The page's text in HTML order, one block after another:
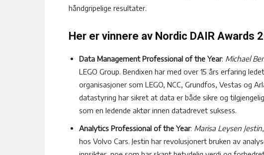
håndgripelige resultater.
Her er vinnere av Nordic DAIR Awards
Data Management Professional of the Year: Michael
LEGO Group. Bendixen har med over 15 års erfaring
organisasjoner som LEGO, NCC, Grundfos, Vestas og
datastyring har sikret at data er både sikre og
som en ledende aktør innen datadrevet suksess.
Analytics Professional of the Year: Marisa Leysen Jestin
hos Volvo Cars. Jestin har revolusjonert bruken av